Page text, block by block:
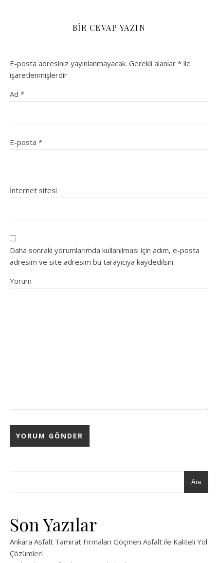
BIR CEVAP YAZIN
E-posta adresiniz yayınlanmayacak. Gerekli alanlar * ile
işaretlenmişlerdir
Ad *
E-posta *
İnternet sitesi
Daha sonraki yorumlarımda kullanılması için adım, e-posta
adresim ve site adresim bu tarayıcıya kaydedilsin.
Yorum
Ara
Son Yazılar
Ankara Asfalt Tamirat Firmaları Göçmen Asfalt ile Kaliteli Yol
Çözümleri